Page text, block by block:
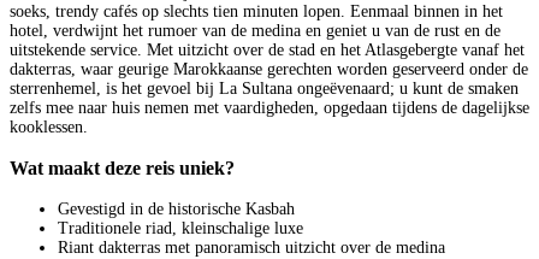
soeks, trendy cafés op slechts tien minuten lopen. Eenmaal binnen in het
hotel, verdwijnt het rumoer van de medina en geniet u van de rust en de
uitstekende service. Met uitzicht over de stad en het Atlasgebergte vanaf het
dakterras, waar geurige Marokkaanse gerechten worden geserveerd onder de
sterrenhemel, is het gevoel bij La Sultana ongeëvenaard; u kunt de smaken
zelfs mee naar huis nemen met vaardigheden, opgedaan tijdens de dagelijkse
kooklessen.
Wat maakt deze reis uniek?
Gevestigd in de historische Kasbah
Traditionele riad, kleinschalige luxe
Riant dakterras met panoramisch uitzicht over de medina